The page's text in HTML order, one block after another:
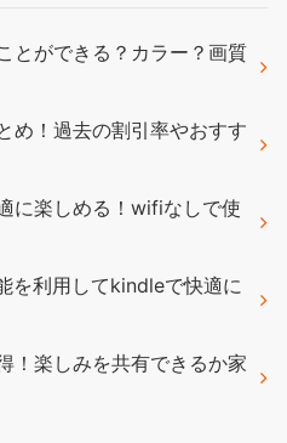
とができる？カラー？画質
め！過去の割引率やおすす
に楽しめる！wifiなしで使
を利用してkindleで快適に
！楽しみを共有できるか家